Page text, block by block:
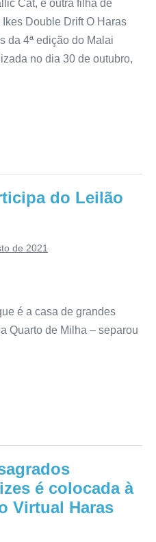
Cat, e outra filha de
Double Drift O Haras
da 4ª edição do Malai
no dia 30 de outubro,
do Leilão
de 2021
é a casa de grandes
Quarto de Milha – separou
é colocada à
Virtual Haras